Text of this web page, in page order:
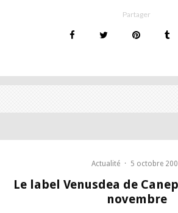
Partager
Actualité · 5 octobre
Le label Venusdea de
novembre